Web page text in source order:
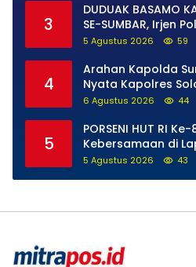
3
DUDUAK BASAMO
SE-SUMBAR, Irjen
Tegaskan Tak Ada
5 Agustus 2026 59
4
Arahan Kapolda
Nyata Kapolres
Masyarakat Bukan
6 Agustus 2026 44
5
PORSENI HUT RI
Kebersamaan di
Padang
5 Agustus 2026 43